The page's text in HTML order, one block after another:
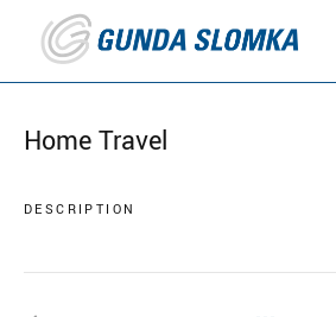
Home Travel
DESCRIPTION